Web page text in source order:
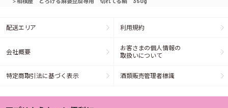
配送エリア 利用規約
会社概要
お客さまの個人情報の
取扱いについて
特定商取引法に基づく表示 酒類販売管理者標識